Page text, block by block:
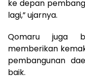
ke depan
lagi,” ujarnya.
Qomaru juga
memberikan
pembangunan
baik.